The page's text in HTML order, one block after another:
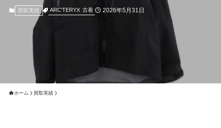
買取実績 ARC'TERYX 古着 2026年5月31日
ホーム 買取実績